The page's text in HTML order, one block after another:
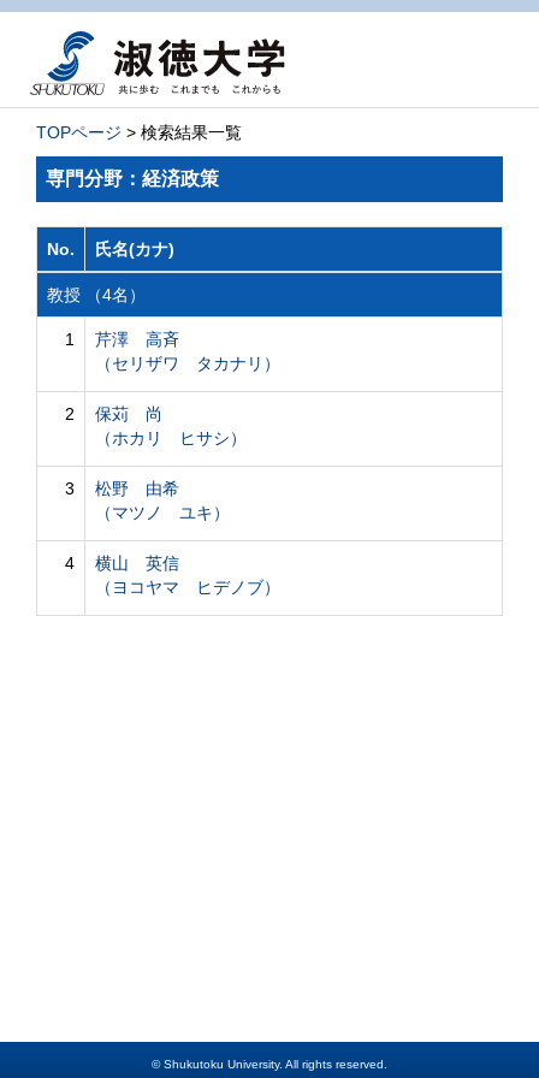
TOPページ > 検索結果一覧
専門分野：経済政策
No. 氏名(カナ)
教授 （4名）
1
芹澤 高斉
（セリザワ タカナリ）
2
保苅 尚
（ホカリ ヒサシ）
3
松野 由希
（マツノ ユキ）
4
横山 英信
（ヨコヤマ ヒデノブ）
© Shukutoku University. All rights reserved.